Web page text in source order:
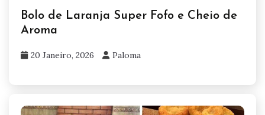
Bolo de Laranja Super Fofo e Cheio de
Aroma
20 Janeiro, 2026 Paloma